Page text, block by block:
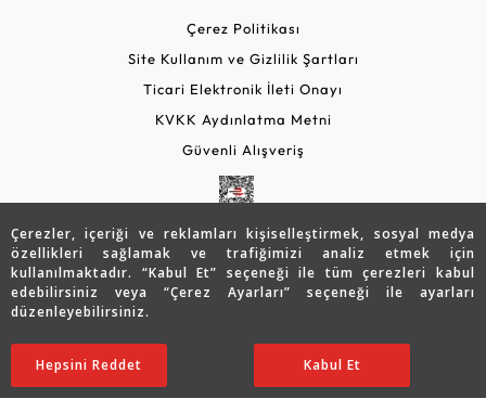
Çerezler, içeriği ve reklamları kişiselleştirmek, sosyal medya
özellikleri sağlamak ve trafiğimizi analiz etmek için
kullanılmaktadır. “Kabul Et” seçeneği ile tüm çerezleri kabul
edebilirsiniz veya “Çerez Ayarları” seçeneği ile ayarları
düzenleyebilirsiniz.
Ayarları Düzenle
Hepsini Reddet Kabul Et
11.124 TL
7.774TL SATIN ALIN
Çerez Politikası
Site Kullanım ve Gizlilik Şartları
Ticari Elektronik İleti Onayı
KVKK Aydınlatma Metni
Güvenli Alışveriş
Copyright © 2026 Assos Pırlanta - Bu sitenin tüm hakları